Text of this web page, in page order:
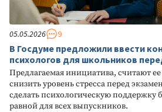
05.05.2026 9
В Госдуме предложили ввести
психологов для школьников
Предлагаемая инициатива, считают
снизить уровень стресса перед
сделать психологическую поддержку
равной для всех выпускников.